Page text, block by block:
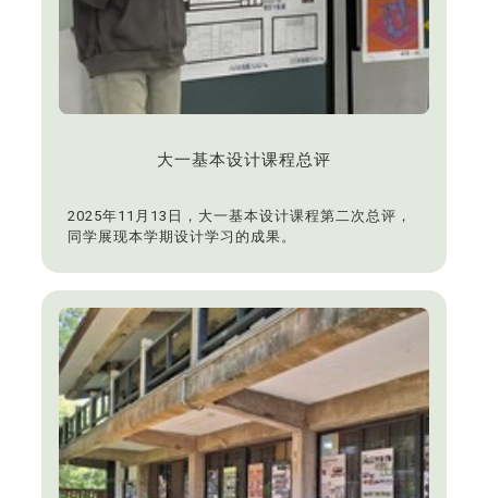
大一基本设计课程总评
2025年11月13日，大一基本设计课程第二次总评，
同学展现本学期设计学习的成果。